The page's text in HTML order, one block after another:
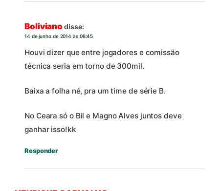
Boliviano disse:
14 de junho de 2014 às 08:45
Houvi dizer que entre jogadores e comissão
técnica seria em torno de 300mil.
Baixa a folha né, pra um time de série B.
No Ceara só o Bil e Magno Alves juntos deve
ganhar isso!kk
Responder